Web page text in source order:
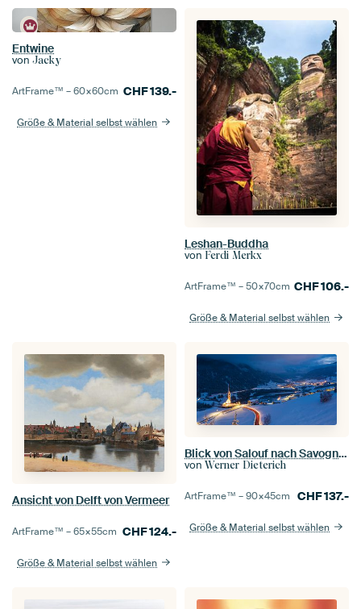
Entwine
von Jacky
ArtFrame™ –60×60cm CHF139.-
Größe & Material selbst wählen
Leshan-Buddha
von Ferdi Merkx
ArtFrame™ –50×70cm CHF106.-
Größe & Material selbst wählen
Ansicht von Delft von Vermeer
ArtFrame™ –65×55cm CHF124.-
Größe & Material selbst wählen
Blick von Salouf nach Savognin in der Schweiz
von Werner Dieterich
ArtFrame™ –90×45cm CHF137.-
Größe & Material selbst wählen